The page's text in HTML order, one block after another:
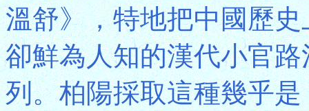
溫舒》，特地把中國歷
卻鮮為人知的漢代小官
列。柏陽採取這種幾乎